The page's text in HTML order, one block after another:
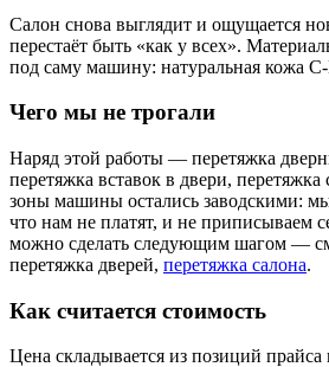
Салон снова выглядит и ощущается
перестаёт быть «как у всех».
под саму машину: натуральная кожа
Чего мы не трогали
Наряд этой работы — перетяжка
перетяжка вставок в двери,
зоны машины остались заводскими: мы
что нам не платят, и не приписываем
можно сделать следующим шагом —
перетяжка дверей, перетяжка салона.
Как считается стоимость
Цена складывается из позиций